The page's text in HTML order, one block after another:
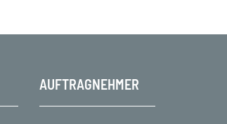
AUFTRAGNEHMER